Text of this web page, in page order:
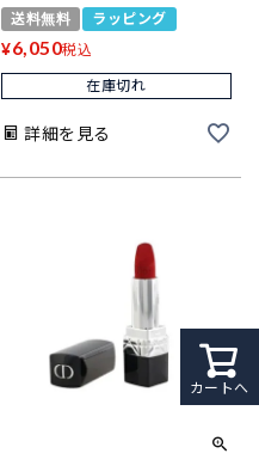
送料無料 ラッピング
¥6,050税込
在庫切れ
詳細を見る
カートへ